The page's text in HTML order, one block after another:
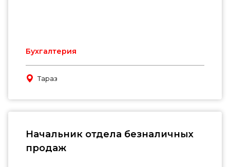
Бухгалтерия
Тараз
Начальник отдела безналичных
продаж